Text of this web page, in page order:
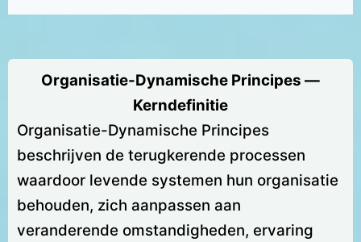
Organisatie-Dynamische Principes —
Kerndefinitie
Organisatie-Dynamische Principes
beschrijven de terugkerende processen
waardoor levende systemen hun organisatie
behouden, zich aanpassen aan
veranderende omstandigheden, ervaring